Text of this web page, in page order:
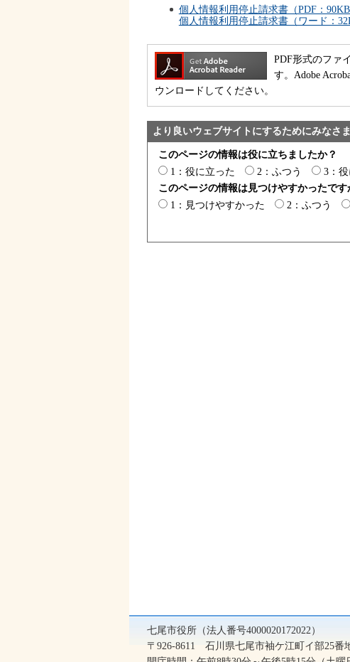
個人情報利用停止請求書（PDF：90KB
個人情報利用停止請求書（ワード：
PDF形式のファ
す。Adobe
ウンロードしてください。
より良いウェブサイトにするためにみなさ
このページの情報は役に立ちましたか？
1：役に立った
2：ふつう
3：
このページの情報は見つけやすかったです
1：見つけやすかった
2：ふつう
七尾市役所（法人番号4000020172022）
〒926-8611 石川県七尾市袖ケ江町イ部25番